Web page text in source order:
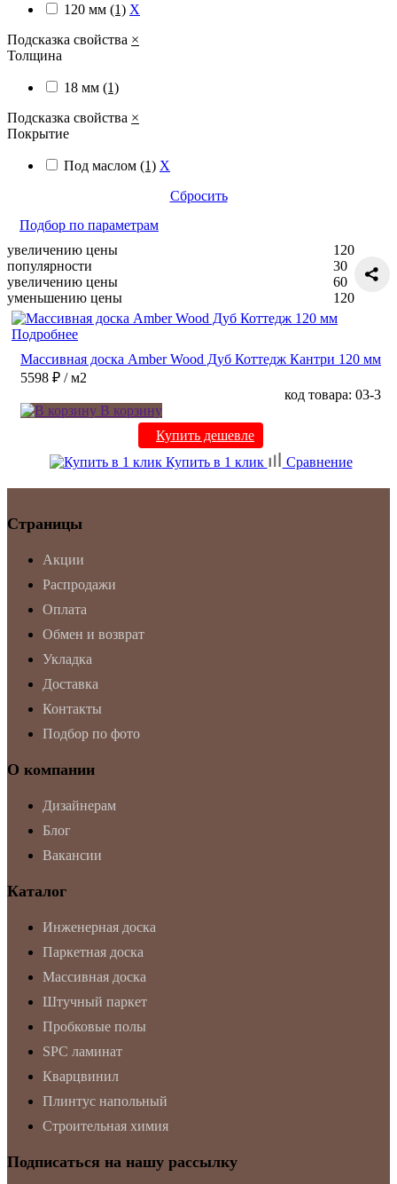
120 мм (1) X
Подсказка свойства ×
Толщина
18 мм (1)
Подсказка свойства ×
Покрытие
Под маслом (1) X
Сбросить
Подбор по параметрам
увеличению цены
популярности
увеличению цены
уменьшению цены
120
30
60
120
Подробнее
Массивная доска Amber Wood Дуб Коттедж Кантри 120 мм
5598 ₽ / м2
код товара: 03-3
В корзину
Купить дешевле
Купить в 1 клик
Сравнение
Страницы
Акции
Распродажи
Оплата
Обмен и возврат
Укладка
Доставка
Контакты
Подбор по фото
О компании
Дизайнерам
Блог
Вакансии
Каталог
Инженерная доска
Паркетная доска
Массивная доска
Штучный паркет
Пробковые полы
SPC ламинат
Кварцвинил
Плинтус напольный
Строительная химия
Подписаться на нашу рассылку